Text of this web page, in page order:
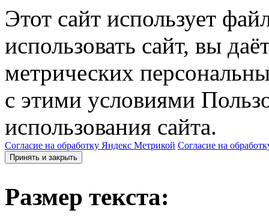
Этот сайт использует
использовать сайт, вы
метрических
с этими условиями
использования сайта.
Согласие на обработку Яндекс Метрикой Согласие на
Принять и закрыть
Размер текста: